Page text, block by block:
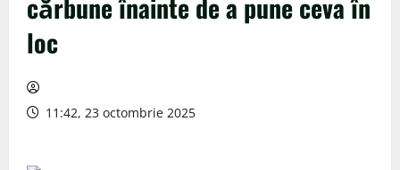
cărbune înainte de a pune ceva în
loc
11:42, 23 octombrie 2025